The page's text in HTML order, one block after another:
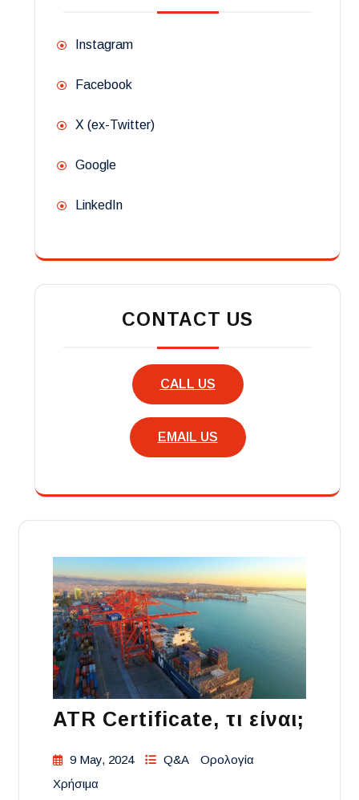
Instagram
Facebook
X (ex-Twitter)
Google
LinkedIn
CONTACT US
CALL US
EMAIL US
ATR Certificate, τι είναι;
9 May, 2024 Q&A
Ορολογία
Χρήσιμα